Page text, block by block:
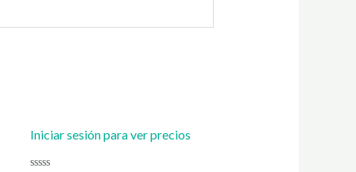
Iniciar sesión para ver precios